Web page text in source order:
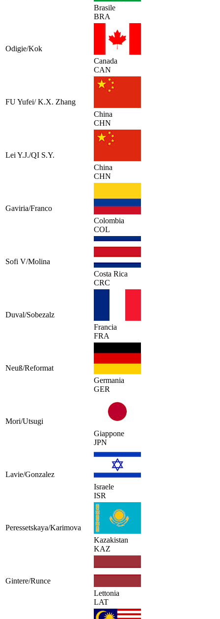
Brasile
BRA
Odigie/Kok
Canada
CAN
FU Yufei/ K.X. Zhang
China
CHN
Lei Y.J./QI S.Y.
China
CHN
Gaviria/Franco
Colombia
COL
Sofi V/Molina
Costa Rica
CRC
Duval/Sobezalz
Francia
FRA
Neuß/Reformat
Germania
GER
Mori/Utsugi
Giappone
JPN
Lavie/Gonzalez
Israele
ISR
Peressetskaya/Karimova
Kazakistan
KAZ
Gintere/Runce
Lettonia
LAT